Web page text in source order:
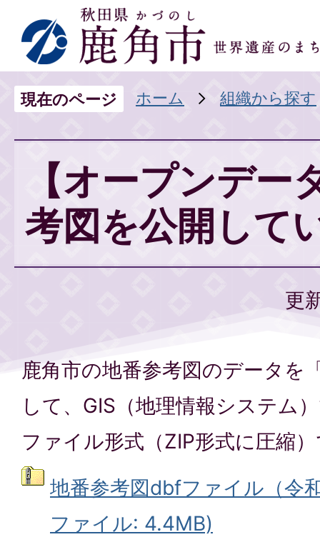
現在のページ ホーム 組織から探す
【オープンデー
考図を公開して
更
鹿角市の地番参考図のデータを
して、GIS（地理情報システム
ファイル形式（ZIP形式に圧縮
地番参考図dbfファイル（令
ファイル: 4.4MB)